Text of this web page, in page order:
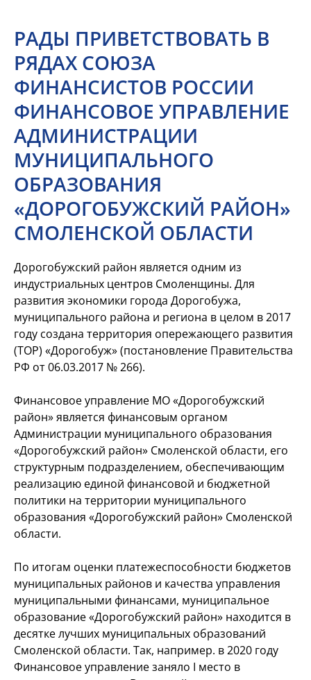
РАДЫ ПРИВЕТСТВОВАТЬ В
РЯДАХ СОЮЗА
ФИНАНСИСТОВ РОССИИ
ФИНАНСОВОЕ УПРАВЛЕНИЕ
АДМИНИСТРАЦИИ
МУНИЦИПАЛЬНОГО
ОБРАЗОВАНИЯ
«ДОРОГОБУЖСКИЙ РАЙОН»
СМОЛЕНСКОЙ ОБЛАСТИ
Дорогобужский район является одним из
индустриальных центров Смоленщины. Для
развития экономики города Дорогобужа,
муниципального района и региона в целом в 2017
году создана территория опережающего развития
(ТОР) «Дорогобуж» (постановление Правительства
РФ от 06.03.2017 № 266).
Финансовое управление МО «Дорогобужский
район» является финансовым органом
Администрации муниципального образования
«Дорогобужский район» Смоленской области, его
структурным подразделением, обеспечивающим
реализацию единой финансовой и бюджетной
политики на территории муниципального
образования «Дорогобужский район» Смоленской
области.
По итогам оценки платежеспособности бюджетов
муниципальных районов и качества управления
муниципальными финансами, муниципальное
образование «Дорогобужский район» находится в
десятке лучших муниципальных образований
Смоленской области. Так, например. в 2020 году
Финансовое управление заняло I место в